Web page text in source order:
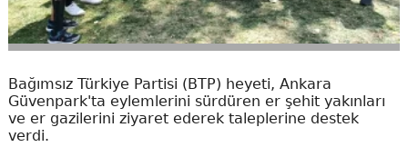
Bağımsız Türkiye Partisi (BTP) heyeti, Ankara
Güvenpark'ta eylemlerini sürdüren er şehit yakınları
ve er gazilerini ziyaret ederek taleplerine destek
verdi.